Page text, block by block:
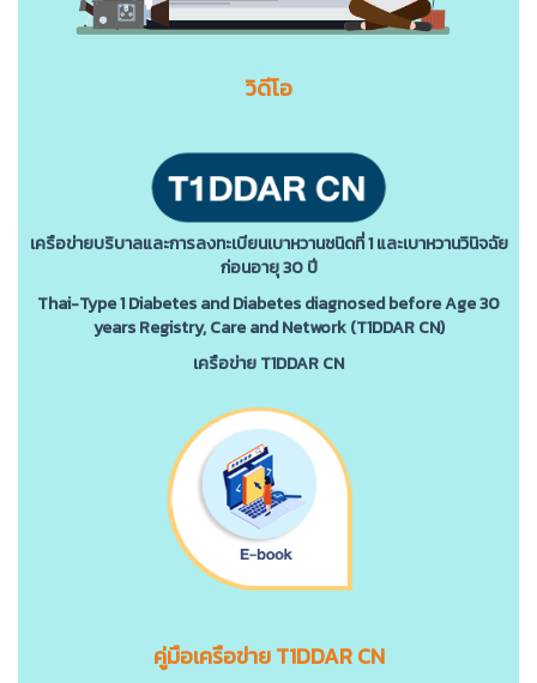
วิดีโอ
เครือข่ายบริบาลและการลงทะเบียนเบาหวานชนิดที่ 1 และเบาหวานวินิจฉัย
ก่อนอายุ 30 ปี
Thai-Type 1 Diabetes and Diabetes diagnosed before Age 30
years Registry, Care and Network (T1DDAR CN)
เครือข่าย T1DDAR CN
คู่มือเครือข่าย T1DDAR CN